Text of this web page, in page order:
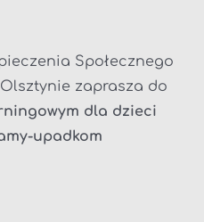
Społecznego
zaprasza do
dla dzieci
upadkom